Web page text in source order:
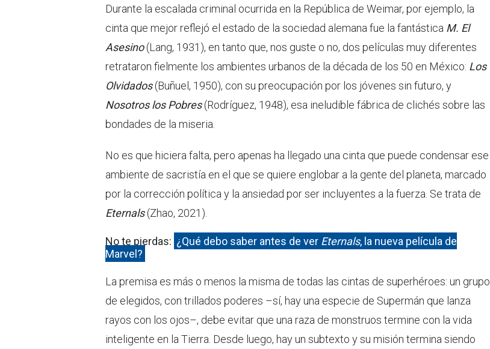
Durante la escalada criminal ocurrida en la República de Weimar, por ejemplo, la
cinta que mejor reflejó el estado de la sociedad alemana fue la fantástica M. El
Asesino(Lang, 1931), en tanto que, nos guste o no, dos películas muy diferentes
retrataron fielmente los ambientes urbanos de la década de los 50 en México: Los
Olvidados(Buñuel, 1950), con su preocupación por los jóvenes sin futuro, y
Nosotros los Pobres(Rodríguez, 1948), esa ineludible fábrica de clichés sobre las
bondades de la miseria.
No es que hiciera falta, pero apenas ha llegado una cinta que puede condensar ese
ambiente de sacristía en el que se quiere englobar a la gente del planeta, marcado
por la corrección política y la ansiedad por ser incluyentes a la fuerza. Se trata de
Eternals(Zhao, 2021).
No te pierdas: ¿Qué debo saber antes de ver Eternals, la nueva película de
Marvel?
La premisa es más o menos la misma de todas las cintas de superhéroes: un grupo
de elegidos, con trillados poderes –sí, hay una especie de Supermán que lanza
rayos con los ojos–, debe evitar que una raza de monstruos termine con la vida
inteligente en la Tierra. Desde luego, hay un subtexto y su misión termina siendo